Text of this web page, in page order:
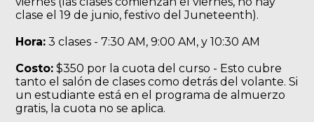
clase el 19 de junio, festivo del Juneteenth).
Hora: 3 clases - 7:30 AM, 9:00 AM, y 10:30 AM
Costo: $350 por la cuota del curso - Esto cubre
tanto el salón de clases como detrás del volante. Si
un estudiante está en el programa de almuerzo
gratis, la cuota no se aplica.